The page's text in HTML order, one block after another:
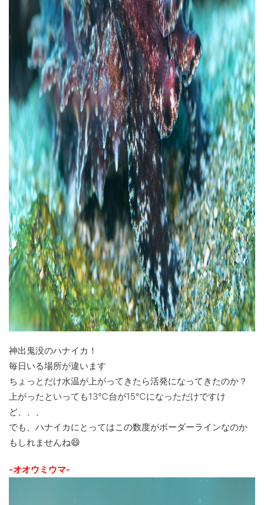
神出鬼没のハナイカ！
毎日いる場所が違います
ちょっとだけ水温が上がってきたら活発になってきたのか？
上がったといっても13℃台が15℃になっただけですけ
ど、、、
でも、ハナイカにとってはこの数度がボーダーラインなのか
もしれませんね😄
-オオウミウマ-